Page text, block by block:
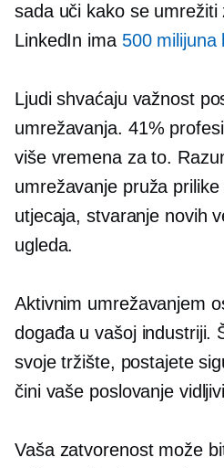
sada uči kako se
LinkedIn ima 500 milijuna
Ljudi shvaćaju važnost
umrežavanja. 41%
više vremena za to.
umrežavanje pruža
utjecaja, stvaranje novih
ugleda.
Aktivnim umrežavanjem
događa u vašoj industriji.
svoje tržište, postajete
čini vaše poslovanje
Vaša zatvorenost može